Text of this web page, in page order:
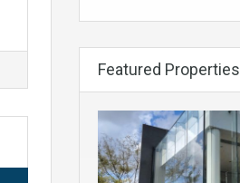
Featured Properties